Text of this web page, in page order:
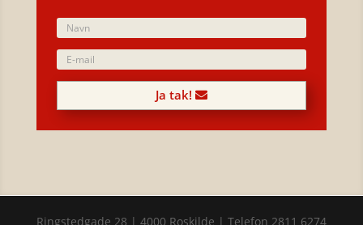
Ja tak!
Ringstedgade 28 | 4000 Roskilde | Telefon 2811 6274